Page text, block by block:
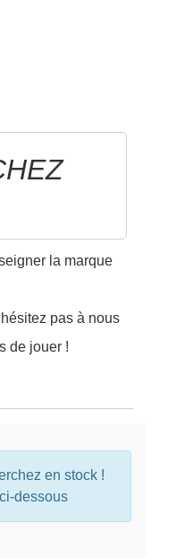
la marque
pas à nous
de jouer !
en stock !
dessous